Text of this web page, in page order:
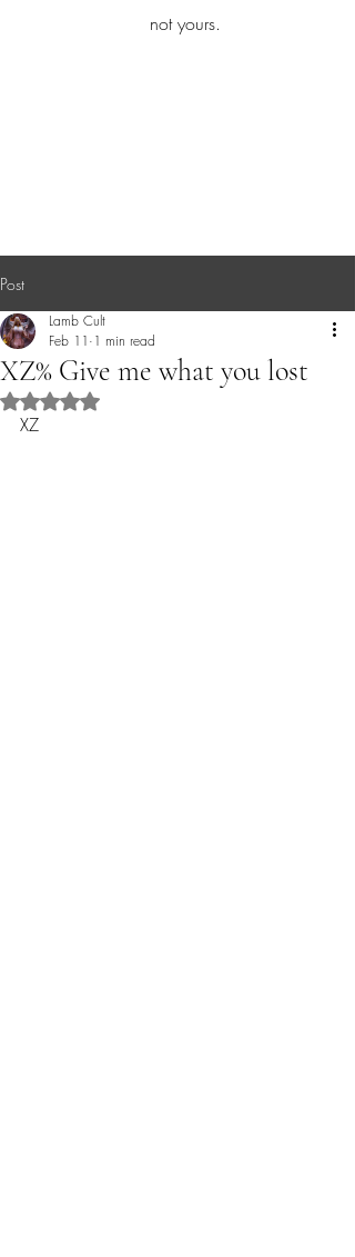
not yours.
Post
XZ% Give me what you lost
Lamb Cult
Feb 11 1 min read
Rated NaN out of 5 stars.
XZ